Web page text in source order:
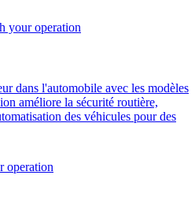
dans l'automobile avec les modèles
améliore la sécurité routière,
des véhicules pour des